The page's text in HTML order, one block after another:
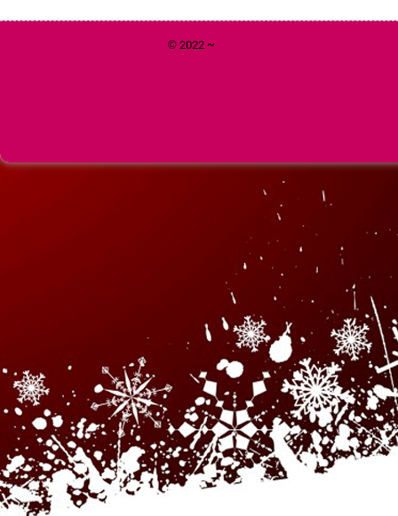
© 2022 ~